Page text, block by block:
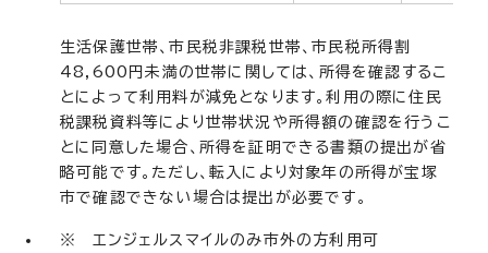
生活保護世帯、市民税非課税世帯、市民税所得割
48,600円未満の世帯に関しては、所得を確認するこ
とによって利用料が減免となります。利用の際に住民
税課税資料等により世帯状況や所得額の確認を行うこ
とに同意した場合、所得を証明できる書類の提出が省
略可能です。ただし、転入により対象年の所得が宝塚
市で確認できない場合は提出が必要です。
※ エンジェルスマイルのみ市外の方利用可